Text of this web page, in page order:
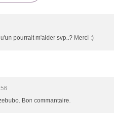
pourrait m'aider svp..? Merci :)
Bon commantaire.